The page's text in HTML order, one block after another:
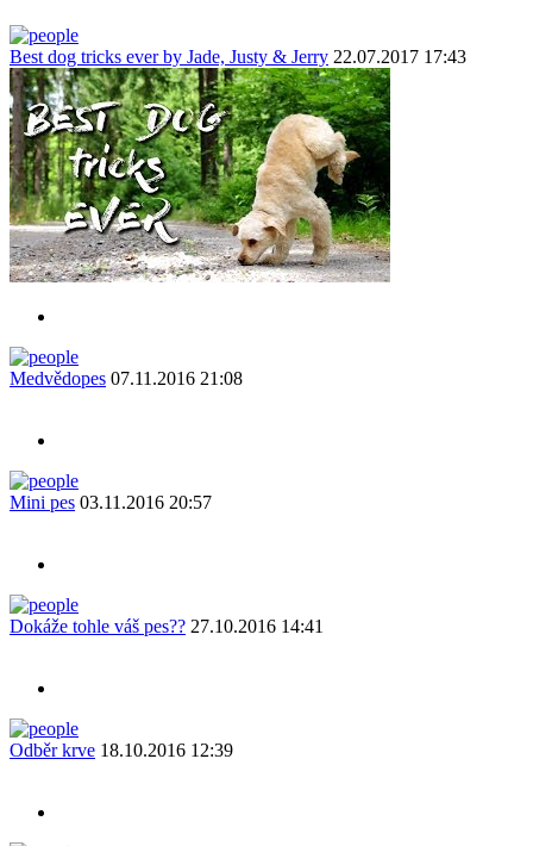
Best dog tricks ever by Jade, Justy & Jerry 22.07.2017 17:43
Medvědopes 07.11.2016 21:08
Mini pes 03.11.2016 20:57
Dokáže tohle váš pes?? 27.10.2016 14:41
Odběr krve 18.10.2016 12:39